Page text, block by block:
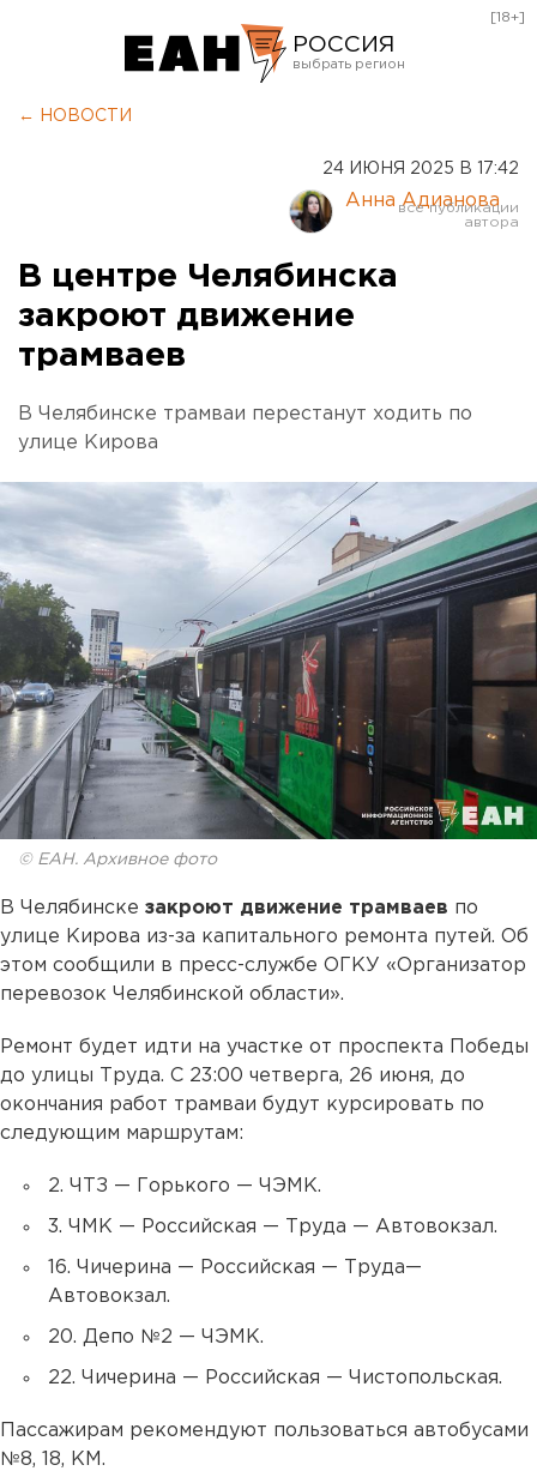
РОССИЯ
Курган
Оренбург
[18+]
← НОВОСТИ
24 ИЮНЯ 2025 В 17:42
Анна Адианова
В центре Челябинска
закроют движение
трамваев
В Челябинске трамваи перестанут ходить по
улице Кирова
© ЕАН. Архивное фото
В Челябинске закроют движение трамваев по
улице Кирова из-за капитального ремонта путей. Об
этом сообщили в пресс-службе ОГКУ «Организатор
перевозок Челябинской области».
Ремонт будет идти на участке от проспекта Победы
до улицы Труда. С 23:00 четверга, 26 июня, до
окончания работ трамваи будут курсировать по
следующим маршрутам:
2. ЧТЗ — Горького — ЧЭМК.
3. ЧМК — Российская — Труда — Автовокзал.
16. Чичерина — Российская — Труда—
Автовокзал.
20. Депо №2 — ЧЭМК.
22. Чичерина — Российская — Чистопольская.
Пассажирам рекомендуют пользоваться автобусами
№8, 18, КМ.